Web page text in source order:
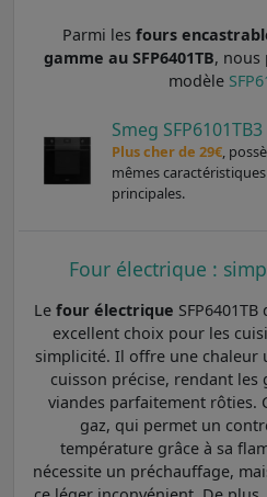
Parmi les fours
gamme au SFP6401TB, nous
modèle
Smeg SFP6101TB3
Plus cher de 29€,
mêmes caractéristiques
principales.
Four électrique :
Le four électrique
excellent choix pour les
simplicité. Il offre une
cuisson précise, rendant les
viandes parfaitement rôties.
gaz, qui permet un
température grâce à sa
nécessite un préchauffage,